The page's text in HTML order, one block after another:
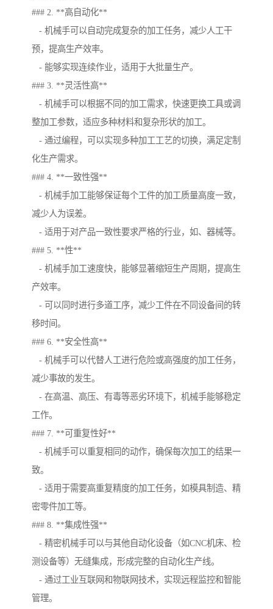
### 2. **高自动化**
- 机械手可以自动完成复杂的加工任务，减少人工干
预，提高生产效率。
- 能够实现连续作业，适用于大批量生产。
### 3. **灵活性高**
- 机械手可以根据不同的加工需求，快速更换工具或调
整加工参数，适应多种材料和复杂形状的加工。
- 通过编程，可以实现多种加工工艺的切换，满足定制
化生产需求。
### 4. **一致性强**
- 机械手加工能够保证每个工件的加工质量高度一致，
减少人为误差。
- 适用于对产品一致性要求严格的行业，如、器械等。
### 5. **性**
- 机械手加工速度快，能够显著缩短生产周期，提高生
产效率。
- 可以同时进行多道工序，减少工件在不同设备间的转
移时间。
### 6. **安全性高**
- 机械手可以代替人工进行危险或高强度的加工任务，
减少事故的发生。
- 在高温、高压、有毒等恶劣环境下，机械手能够稳定
工作。
### 7. **可重复性好**
- 机械手可以重复相同的动作，确保每次加工的结果一
致。
- 适用于需要高重复精度的加工任务，如模具制造、精
密零件加工等。
### 8. **集成性强**
- 精密机械手可以与其他自动化设备（如CNC机床、检
测设备等）无缝集成，形成完整的自动化生产线。
- 通过工业互联网和物联网技术，实现远程监控和智能
管理。